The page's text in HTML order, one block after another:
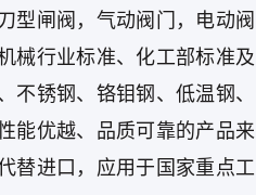
型闸阀，气动阀门，电动阀
械行业标准、化工部标准及
锈钢、铬钼钢、低温钢、
能优越、品质可靠的产品来
替进口，应用于国家重点工